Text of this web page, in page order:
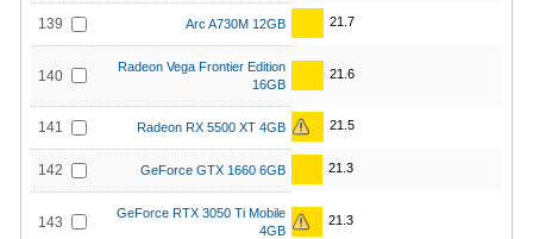
139 Arc A730M 12GB 21.7
140
Radeon Vega Frontier Edition
16GB
21.6
141 Radeon RX 5500 XT 4GB 21.5
142 GeForce GTX 1660 6GB 21.3
143
GeForce RTX 3050 Ti Mobile
4GB
21.3